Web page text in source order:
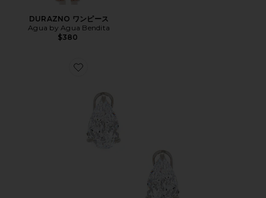
DURAZNO ワンピース
Agua by Agua Bendita
$380
Favorite FANCY スタッズイヤリング